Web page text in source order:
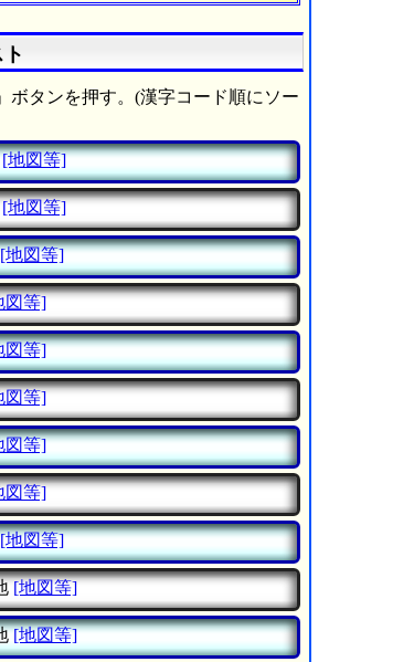
ボタンを押す。(漢字コード順にソー
[地図等]
[地図等]
[地図等]
図等]
図等]
図等]
図等]
図等]
[地図等]
[地図等]
[地図等]